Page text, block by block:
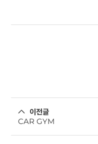
이전글
CAR GYM